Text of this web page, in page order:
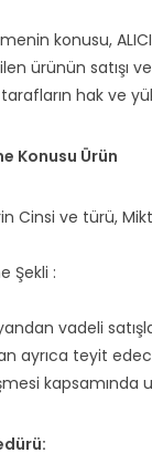
konusu,
ürünün satışı
hak ve
Konusu Ürün
Cinsi ve türü,
Şekli :
vadeli
ayrıca teyit
kapsamında